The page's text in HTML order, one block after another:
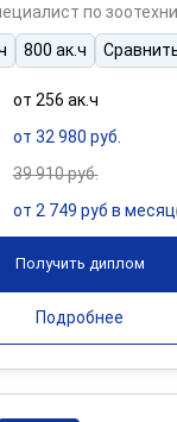
по
800 ак.ч
от 256 ак.ч
от 32 980 руб.
39 910 руб.
от 2 749 руб в месяц
Получить диплом
Подробнее